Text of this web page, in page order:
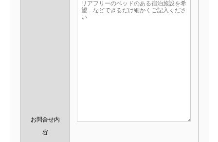
お問合せ内
容